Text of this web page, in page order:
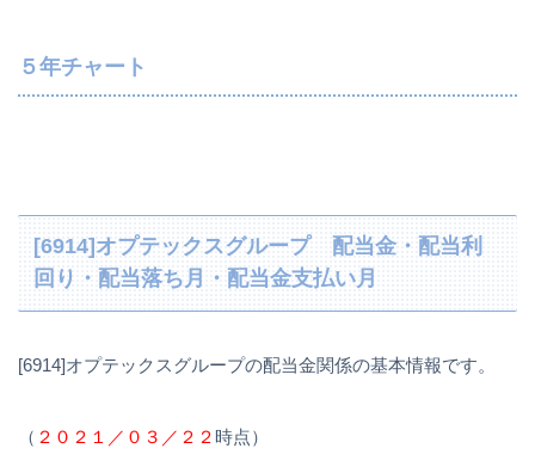
５年チャート
[6914]オプテックスグループ 配当金・配当利
回り・配当落ち月・配当金支払い月
[6914]オプテックスグループの配当金関係の基本情報です。
（ ２０２１／０３／２２時点）